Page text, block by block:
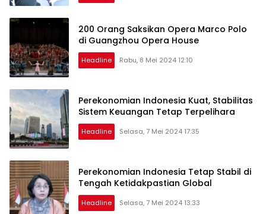
200 Orang Saksikan Opera Marco Polo
di Guangzhou Opera House
Headline Rabu, 8 Mei 2024 12:10
Perekonomian Indonesia Kuat, Stabilitas
Sistem Keuangan Tetap Terpelihara
Headline Selasa, 7 Mei 2024 17:35
Perekonomian Indonesia Tetap Stabil di
Tengah Ketidakpastian Global
Headline Selasa, 7 Mei 2024 13:33